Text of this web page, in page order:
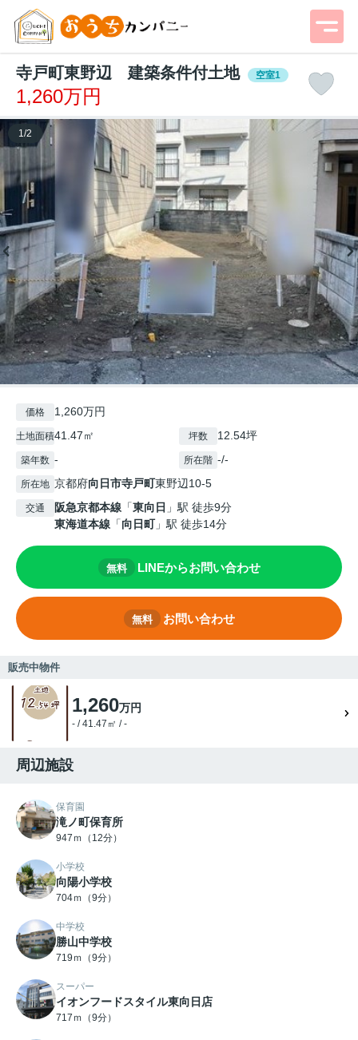
寺戸町東野辺 建築条件付土地 空室1
1,260万円
1 /2
価格 1,260万円
土地面積41.47㎡ 坪数 12.54坪
築年数 - 所在階 -/-
所在地 京都府向日市寺戸町東野辺10-5
交通 阪急京都本線 「東向日 」駅 徒歩9分
東海道本線 「向日町」駅 徒歩14分
無料 LINEからお問い合わせ
無料 お問い合わせ
販売中物件
1,260万円
- / 41.47㎡ / -
周辺施設
保育園
滝ノ町保育所
947ｍ（12分）
小学校
向陽小学校
704ｍ（9分）
中学校
勝山中学校
719ｍ（9分）
スーパー
イオンフードスタイル東向日店
717ｍ（9分）